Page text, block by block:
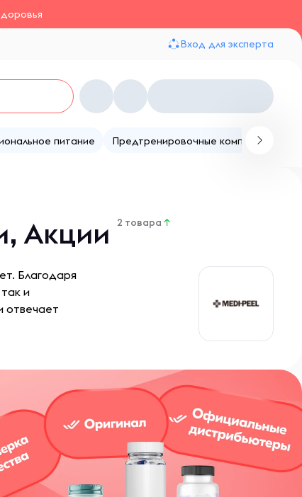
Вход для эксперта
питание Предтренировочные комплексы
Акции 2 товара ↑
Благодаря
и
отвечает